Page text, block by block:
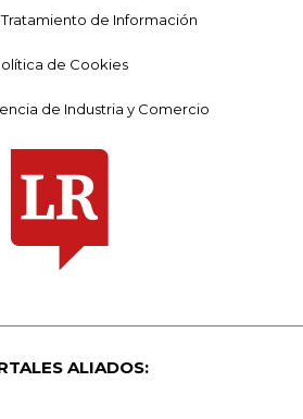
de Información
de Cookies
de Industria y Comercio
ALIADOS: